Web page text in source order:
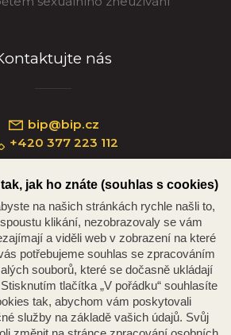
nás
bip@bip.cz
+420 377 223 112
234/35, 301 00 Plzeň
jak ho znáte (souhlas s cookies)
na našich stránkách rychle našli to,
klikání, nezobrazovaly se vám
a viděli web v zobrazení na které
potřebujeme souhlas se zpracováním
souborů, které se dočasně ukládají
tlačítka „V pořádku“ souhlasíte
tak, abychom vám poskytovali
služby na základě vašich údajů. Svůj